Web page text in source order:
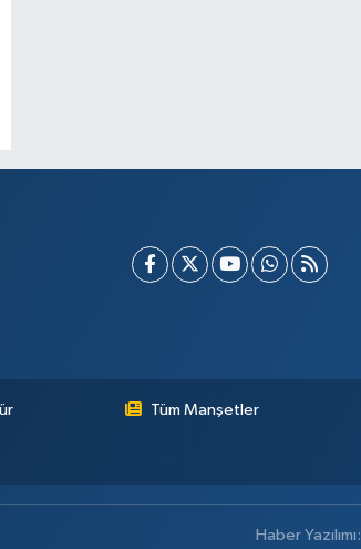
Tüm Manşetler
Haber Yazılımı: